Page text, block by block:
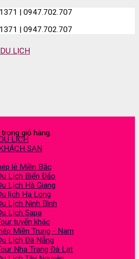
| 0947.702.707
| 0947.702.707
giỏ hàng.
LỊCH
SẠN
lẻ Miền Bắc
Lịch Biển Đảo
Lịch Hà Giang
lịch Hạ Long
Lịch Ninh Bình
Lịch Sapa
tuyến khác
Miền Trung - Nam
Lịch Đà Nẵng
Nha Trang Đà Lạt